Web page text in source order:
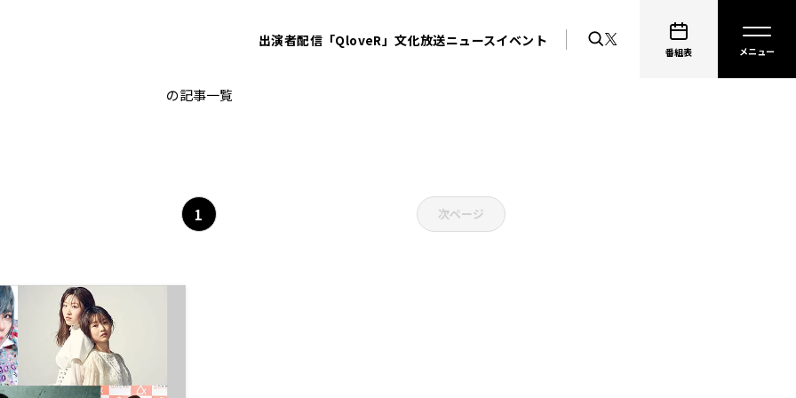
出演者配信「QloveR」文化放送ニュースイベント
番組表
の記事一覧
1 次ページ